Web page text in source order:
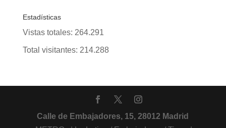
Estadísticas
Vistas totales: 264.291
Total visitantes: 214.288
Calle de Embajadores, 15, 28012 Madrid